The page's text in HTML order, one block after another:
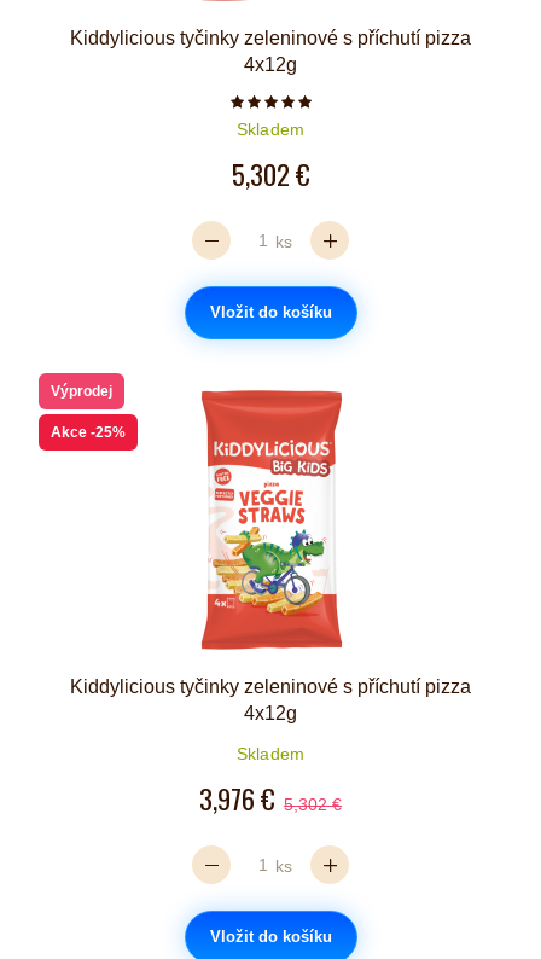
Kiddylicious tyčinky zeleninové s příchutí pizza
4x12g
Počet hvězdiček je 5 z 5
Skladem
5,302 €
ks
Vložit do košíku
Výprodej
Akce -25%
Kiddylicious tyčinky zeleninové s příchutí pizza
4x12g
Skladem
3,976 € 5,302 €
ks
Vložit do košíku